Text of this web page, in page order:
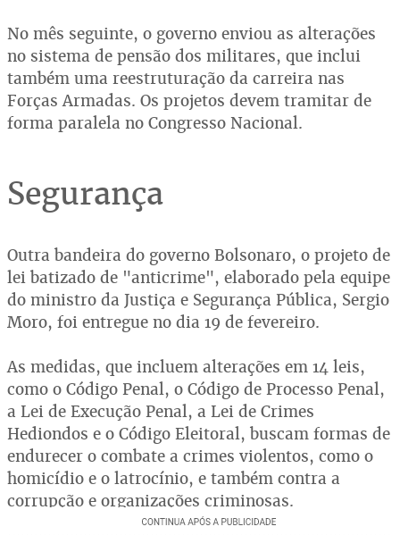
No mês seguinte, o governo enviou as alterações
no sistema de pensão dos militares, que inclui
também uma reestruturação da carreira nas
Forças Armadas. Os projetos devem tramitar de
forma paralela no Congresso Nacional.
Segurança
Outra bandeira do governo Bolsonaro, o projeto de
lei batizado de "anticrime", elaborado pela equipe
do ministro da Justiça e Segurança Pública, Sergio
Moro, foi entregue no dia 19 de fevereiro.
As medidas, que incluem alterações em 14 leis,
como o Código Penal, o Código de Processo Penal,
a Lei de Execução Penal, a Lei de Crimes
Hediondos e o Código Eleitoral, buscam formas de
endurecer o combate a crimes violentos, como o
homicídio e o latrocínio, e também contra a
corrupção e organizações criminosas.